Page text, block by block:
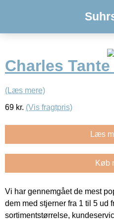
Charles Tante
(Læs mere)
69 kr. (Vis fragtpris)
Læs
Køb
Vi har gennemgået de mest
dem med stjerner fra 1 til 5 ud
sortimentstørrelse,